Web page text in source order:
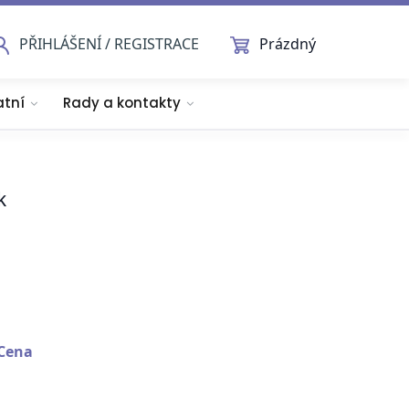
PŘIHLÁŠENÍ / REGISTRACE Prázdný
Rady a kontakty